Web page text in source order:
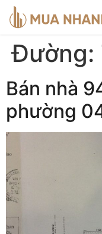
Đường:
Bán nhà
phường